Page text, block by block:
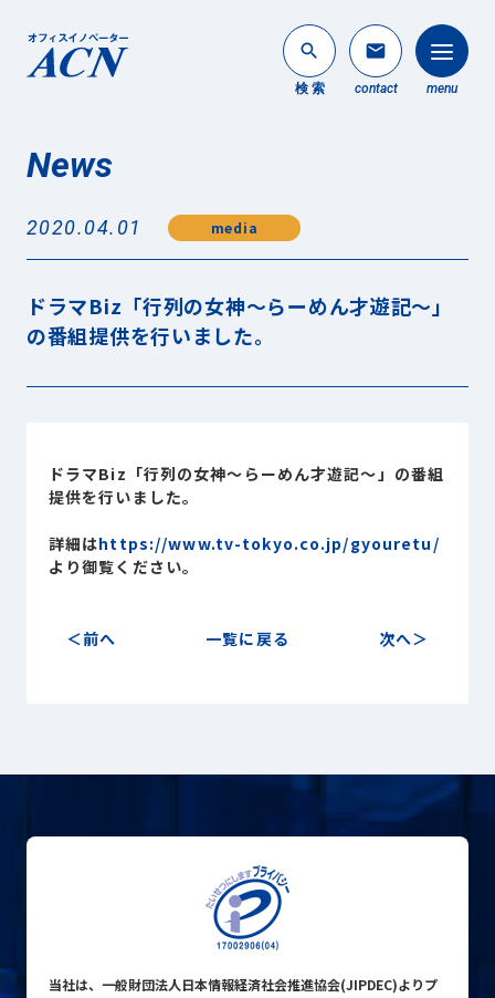
search
検 索
mail
contact menu
法人のお客様
個人のお客様
ACNについて
事業内容
Sustainability
Recruit
mail お問い合わせ
公式SNS
News
2020.04.01 media
ドラマBiz「行列の女神〜らーめん才遊記〜」
の番組提供を行いました。
ドラマBiz「行列の女神〜らーめん才遊記〜」の番組
提供を行いました。
詳細はhttps://www.tv-tokyo.co.jp/gyouretu/
より御覧ください。
前へ 一覧に戻る 次へ
当社は、一般財団法人日本情報経済社会推進協会(JIPDEC)よりプ